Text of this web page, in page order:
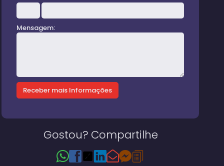
Mensagem:
Gostou? Compartilhe